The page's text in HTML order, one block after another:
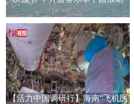
【活力中国调研行】海南“飞机医